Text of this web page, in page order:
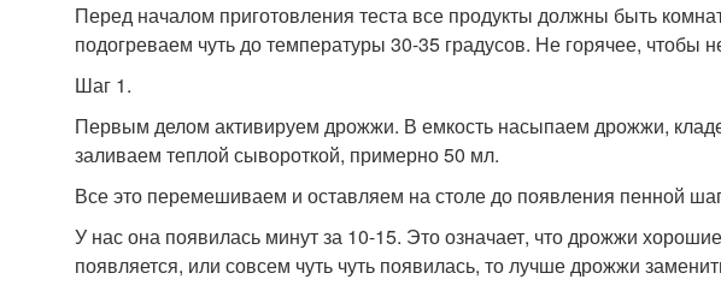
Перед началом приготовления теста все продукты должны быть
подогреваем чуть до температуры 30-35 градусов. Не горячее, чтобы
Шаг 1.
Первым делом активируем дрожжи. В емкость насыпаем дрожжи,
заливаем теплой сывороткой, примерно 50 мл.
Все это перемешиваем и оставляем на столе до появления пенной
У нас она появилась минут за 10-15. Это означает, что дрожжи
появляется, или совсем чуть чуть появилась, то лучше дрожжи